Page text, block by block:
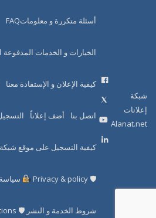
شبكة
إعلانات
Alanat.net
أسئلة متكررة و معلوماتFAQ
الخيارات و الخدمات المدفوعة
كيفية الإعلان و الإستفادة معنا
اتصل بنا أضف إعلاناً
كيفية التسجيل على موقع شبكة
🛡 Privacy & policy
شروط الخدمة و النشر 🛡 Terms and conditions